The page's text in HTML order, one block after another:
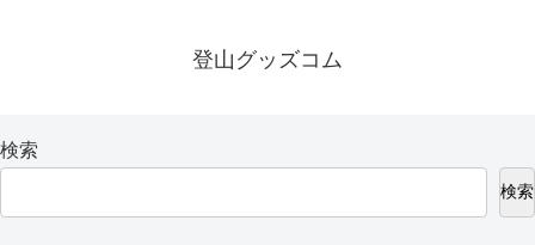
登山グッズコム
検索
検索